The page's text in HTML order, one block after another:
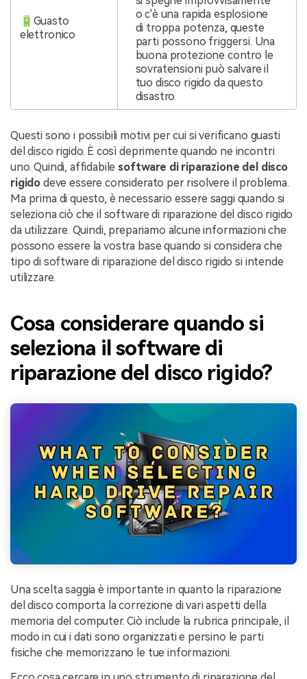
🔋Guasto
elettronico
o c'è una rapida esplosione
di troppa potenza, queste
parti possono friggersi. Una
buona protezione contro le
sovratensioni può salvare il
tuo disco rigido da questo
disastro.
Questi sono i possibili motivi per cui si verificano guasti
del disco rigido. È così deprimente quando ne incontri
uno. Quindi, affidabile software di riparazione del disco
rigido deve essere considerato per risolvere il problema.
Ma prima di questo, è necessario essere saggi quando si
seleziona ciò che il software di riparazione del disco rigido
da utilizzare. Quindi, prepariamo alcune informazioni che
possono essere la vostra base quando si considera che
tipo di software di riparazione del disco rigido si intende
utilizzare.
Cosa considerare quando si
seleziona il software di
riparazione del disco rigido?
Una scelta saggia è importante in quanto la riparazione
del disco comporta la correzione di vari aspetti della
memoria del computer. Ciò include la rubrica principale, il
modo in cui i dati sono organizzati e persino le parti
fisiche che memorizzano le tue informazioni.